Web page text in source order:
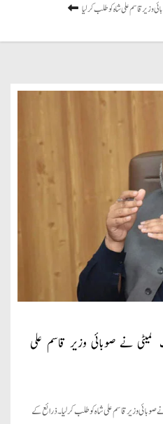
وزیر قاسم علی شاہ کو طلب کرلیا
نے صوبائی وزیر قاسم علی
وزیر قاسم علی شاہ کو طلب کرلیا۔ ذرائع کے